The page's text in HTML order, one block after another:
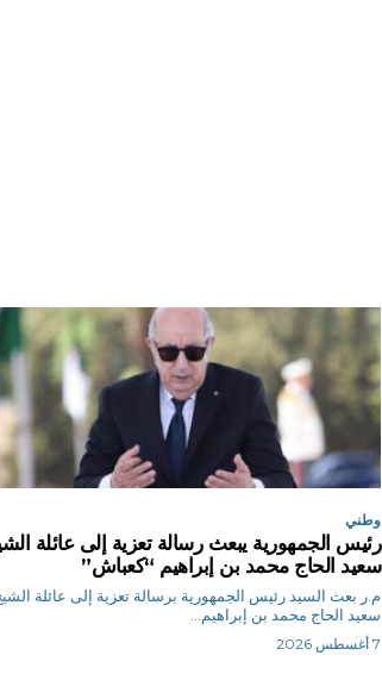
وطني
رئيس الجمهورية يبعث رسالة تعزية إلى عائلة
سعيد الحاج محمد بن إبراهيم “كعباش”
م.ر بعث السيد رئيس الجمهورية برسالة تعزية إلى عائلة
سعيد الحاج محمد بن إبراهيم...
7 أغسطس 2026